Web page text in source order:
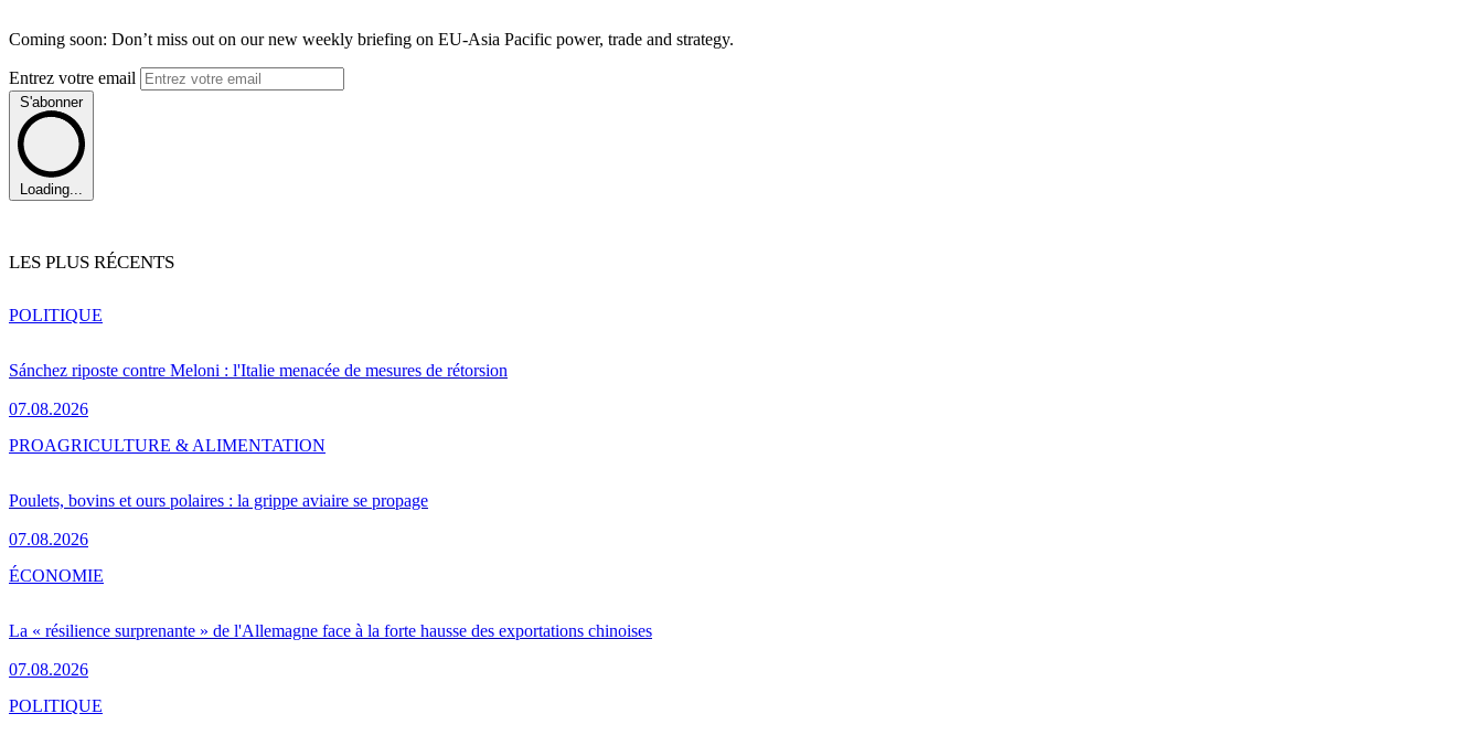
Coming soon: Don’t miss out on our new weekly briefing on EU-Asia Pacific power, trade and strategy.
Entrez votre email
S'abonner
Loading...
LES PLUS RÉCENTS
Sánchez riposte contre Meloni : l'Italie menacée de mesures de rétorsion
07.08.2026
POLITIQUE
Poulets, bovins et ours polaires : la grippe aviaire se propage
07.08.2026
PROAGRICULTURE & ALIMENTATION
La « résilience surprenante » de l'Allemagne face à la forte hausse des exportations chinoises
07.08.2026
ÉCONOMIE
POLITIQUE